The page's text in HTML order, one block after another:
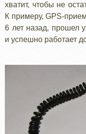
хватит, чтобы не
К примеру, GPS-
6 лет назад, прошел
и успешно работает